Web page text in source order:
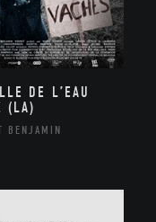
DE L’EAU
(LA)
BENJAMIN